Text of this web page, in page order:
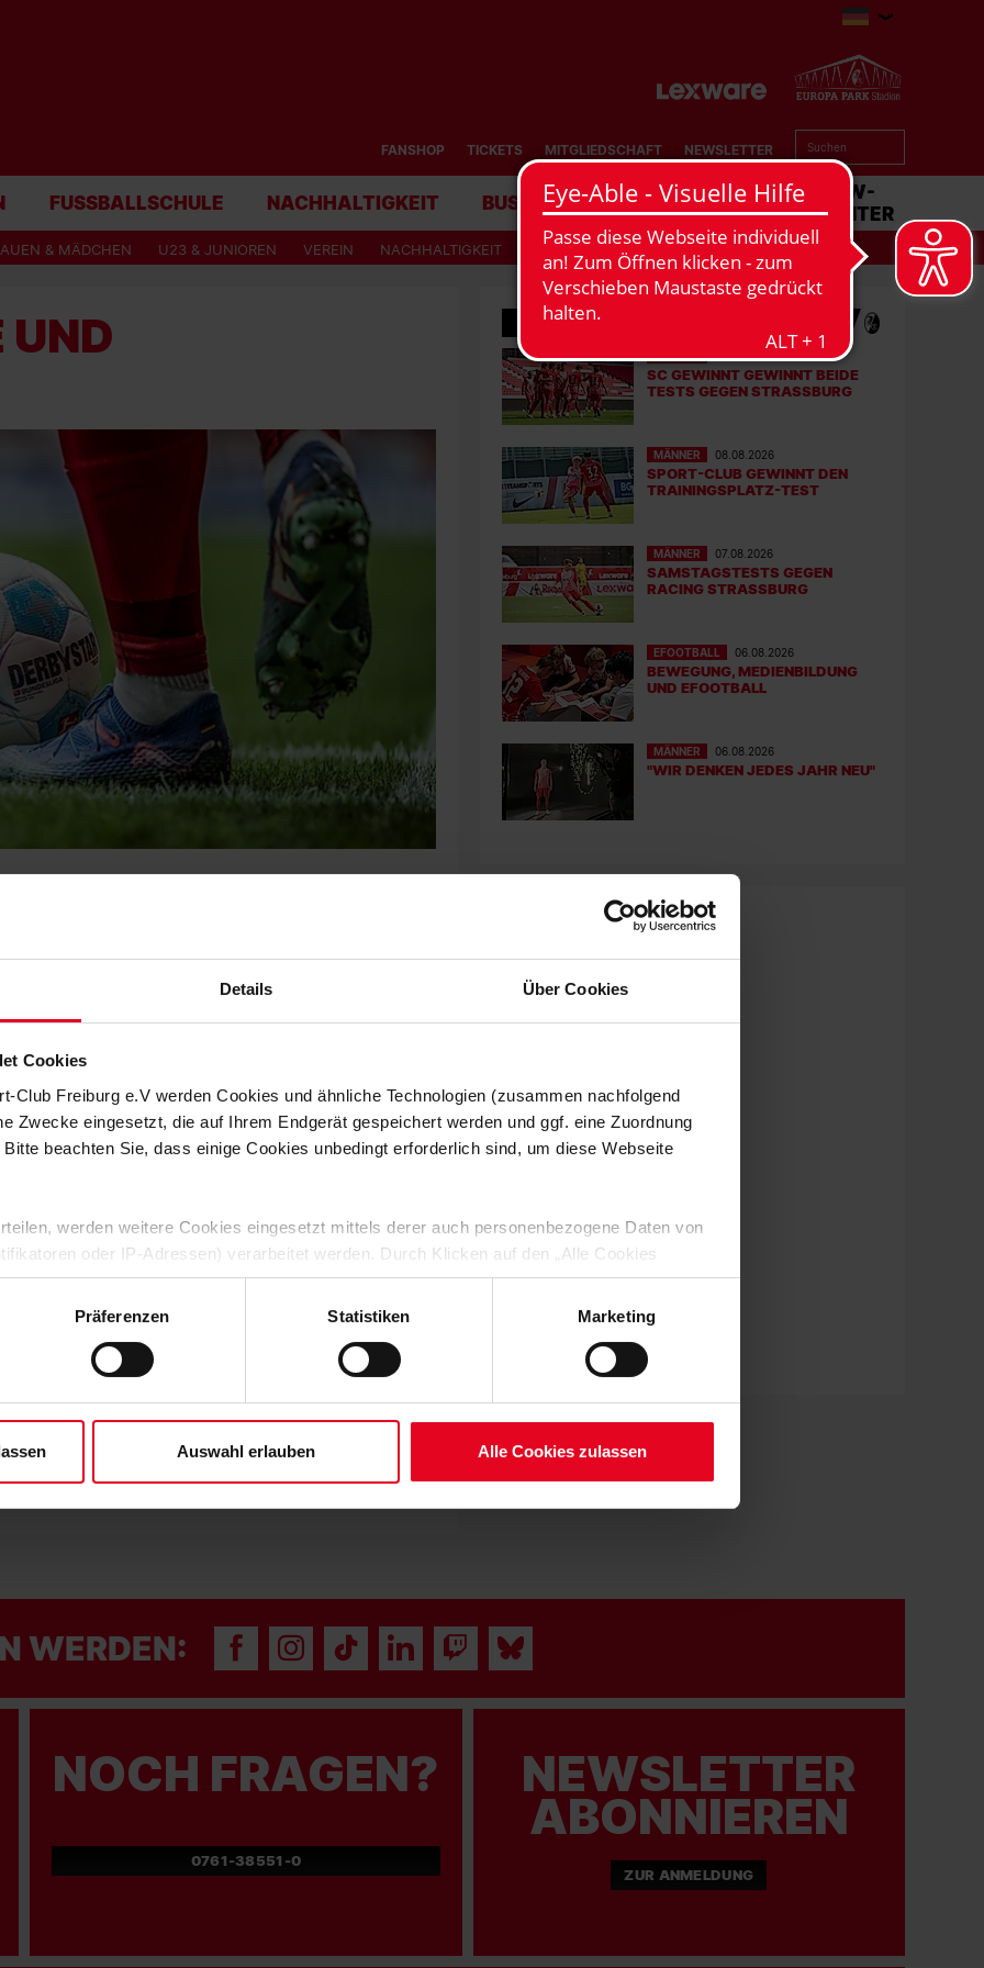
Details Über Cookies
Cookies
Club Freiburg e.V werden Cookies und ähnliche Technologien (zusammen nachfolgend
Zwecke eingesetzt, die auf Ihrem Endgerät gespeichert werden und ggf. eine Zuordnung
beachten Sie, dass einige Cookies unbedingt erforderlich sind, um diese Webseite
werden weitere Cookies eingesetzt mittels derer auch personenbezogene Daten von
oder IP-Adressen) verarbeitet werden. Durch Klicken auf den „Alle Cookies
der Speicherung aller aufgeführten Cookies und der entsprechenden Verarbeitung Ihrer
die unten jeweils angegebene Zwecke gem. § 25 Abs. 1 TDDDG, Art. 6 Abs. 1 lit. a DSGVO
auswählen, werden nur unbedingt erforderliche Cookies eingesetzt. Ihre etwaig erteilten
Präferenzen Statistiken Marketing
Auswahl erlauben Alle Cookies zulassen
FANSHOP TICKETS MITGLIEDSCHAFT NEWSLETTER
FUSSBALLSCHULE NACHHALTIGKEIT BUSINESS STADION MATCHCENTER
& MÄDCHEN U23 & JUNIOREN VEREIN NACHHALTIGKEIT
angesetzt. Damit steht unter anderem fest, wann der
Sotogrande (Spanien) auf den Pflichtspielauftakt im neuen
Europa-Park Stadion) vor. Ein Testspiel während des
angesetzt. Damit steht unter anderem fest, dass
antritt (15. Februar, 15.30 Uhr). Das Heimspiel gegen
Uhr) angesetzt.
Uhr
Uhr
MÄNNER 08.08.2026
SC GEWINNT GEWINNT BEIDE
TESTS GEGEN STRASSBURG
MÄNNER 08.08.2026
SPORT-CLUB GEWINNT DEN
TRAININGSPLATZ-TEST
MÄNNER 07.08.2026
SAMSTAGSTESTS GEGEN
RACING STRASSBURG
EFOOTBALL 06.08.2026
BEWEGUNG, MEDIENBILDUNG
UND EFOOTBALL
MÄNNER 06.08.2026
"WIR DENKEN JEDES JAHR NEU"
WERDEN:
NOCH FRAGEN?
0761-38551-0
NEWSLETTER
ABONNIEREN
ZUR ANMELDUNG